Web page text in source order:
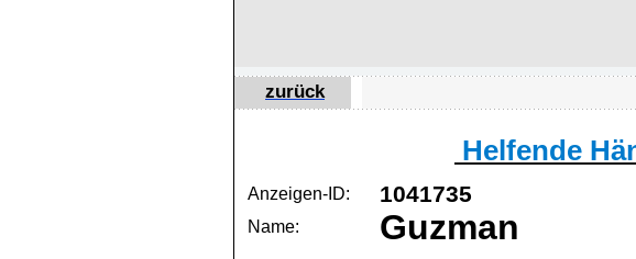
zurück
Helfende
Anzeigen-ID:
1041735
Name: Guzman